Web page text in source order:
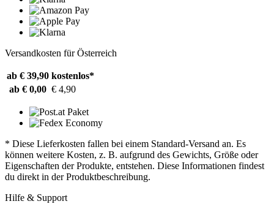
Versandkosten für Österreich
ab € 39,90 kostenlos*
ab € 0,00 € 4,90
* Diese Lieferkosten fallen bei einem Standard-Versand an. Es
können weitere Kosten, z. B. aufgrund des Gewichts, Größe oder
Eigenschaften der Produkte, entstehen. Diese Informationen findest
du direkt in der Produktbeschreibung.
Hilfe & Support